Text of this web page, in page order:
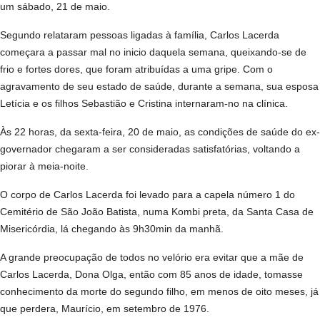
um sábado, 21 de maio.
Segundo relataram pessoas ligadas à família, Carlos Lacerda
começara a passar mal no inicio daquela semana, queixando-se de
frio e fortes dores, que foram atribuídas a uma gripe. Com o
agravamento de seu estado de saúde, durante a semana, sua esposa
Letícia e os filhos Sebastião e Cristina internaram-no na clínica.
Às 22 horas, da sexta-feira, 20 de maio, as condições de saúde do ex-
governador chegaram a ser consideradas satisfatórias, voltando a
piorar à meia-noite.
O corpo de Carlos Lacerda foi levado para a capela número 1 do
Cemitério de São João Batista, numa Kombi preta, da Santa Casa de
Misericórdia, lá chegando às 9h30min da manhã.
A grande preocupação de todos no velório era evitar que a mãe de
Carlos Lacerda, Dona Olga, então com 85 anos de idade, tomasse
conhecimento da morte do segundo filho, em menos de oito meses, já
que perdera, Maurício, em setembro de 1976.